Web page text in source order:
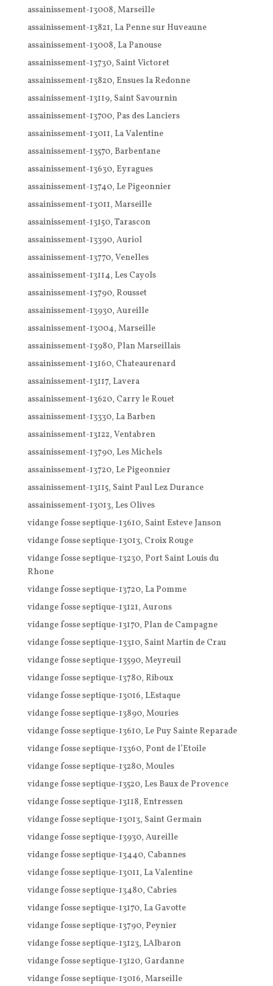
assainissement-13008, Marseille
assainissement-13821, La Penne sur Huveaune
assainissement-13008, La Panouse
assainissement-13730, Saint Victoret
assainissement-13820, Ensues la Redonne
assainissement-13119, Saint Savournin
assainissement-13700, Pas des Lanciers
assainissement-13011, La Valentine
assainissement-13570, Barbentane
assainissement-13630, Eyragues
assainissement-13740, Le Pigeonnier
assainissement-13011, Marseille
assainissement-13150, Tarascon
assainissement-13390, Auriol
assainissement-13770, Venelles
assainissement-13114, Les Cayols
assainissement-13790, Rousset
assainissement-13930, Aureille
assainissement-13004, Marseille
assainissement-13980, Plan Marseillais
assainissement-13160, Chateaurenard
assainissement-13117, Lavera
assainissement-13620, Carry le Rouet
assainissement-13330, La Barben
assainissement-13122, Ventabren
assainissement-13790, Les Michels
assainissement-13720, Le Pigeonnier
assainissement-13115, Saint Paul Lez Durance
assainissement-13013, Les Olives
vidange fosse septique-13610, Saint Esteve Janson
vidange fosse septique-13013, Croix Rouge
vidange fosse septique-13230, Port Saint Louis du
Rhone
vidange fosse septique-13720, La Pomme
vidange fosse septique-13121, Aurons
vidange fosse septique-13170, Plan de Campagne
vidange fosse septique-13310, Saint Martin de Crau
vidange fosse septique-13590, Meyreuil
vidange fosse septique-13780, Riboux
vidange fosse septique-13016, LEstaque
vidange fosse septique-13890, Mouries
vidange fosse septique-13610, Le Puy Sainte Reparade
vidange fosse septique-13360, Pont de l’Etoile
vidange fosse septique-13280, Moules
vidange fosse septique-13520, Les Baux de Provence
vidange fosse septique-13118, Entressen
vidange fosse septique-13013, Saint Germain
vidange fosse septique-13930, Aureille
vidange fosse septique-13440, Cabannes
vidange fosse septique-13011, La Valentine
vidange fosse septique-13480, Cabries
vidange fosse septique-13170, La Gavotte
vidange fosse septique-13790, Peynier
vidange fosse septique-13123, LAlbaron
vidange fosse septique-13120, Gardanne
vidange fosse septique-13016, Marseille